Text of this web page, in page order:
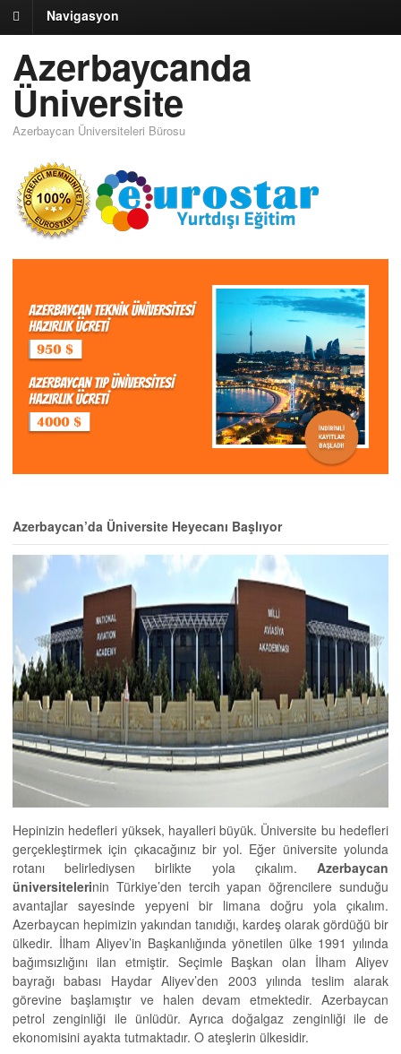
Navigasyon
Azerbaycanda
Üniversite
Azerbaycan Üniversiteleri Bürosu
Azerbaycan’da Üniversite Heyecanı Başlıyor
Hepinizin hedefleri yüksek, hayalleri büyük. Üniversite bu hedefleri
gerçekleştirmek için çıkacağınız bir yol. Eğer üniversite yolunda
rotanı belirlediysen birlikte yola çıkalım. Azerbaycan
üniversitelerinin Türkiye’den tercih yapan öğrencilere sunduğu
avantajlar sayesinde yepyeni bir limana doğru yola çıkalım.
Azerbaycan hepimizin yakından tanıdığı, kardeş olarak gördüğü bir
ülkedir. İlham Aliyev’in Başkanlığında yönetilen ülke 1991 yılında
bağımsızlığını ilan etmiştir. Seçimle Başkan olan İlham Aliyev
bayrağı babası Haydar Aliyev’den 2003 yılında teslim alarak
görevine başlamıştır ve halen devam etmektedir. Azerbaycan
petrol zenginliği ile ünlüdür. Ayrıca doğalgaz zenginliği ile de
ekonomisini ayakta tutmaktadır. O ateşlerin ülkesidir.